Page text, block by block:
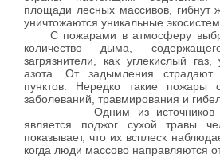
площади лесных массивов, гибнут
уничтожаются уникальные
С пожарами в атмосферу
количество дыма,
загрязнители, как углекислый
азота. От задымления страдают
пунктов. Нередко такие пожары
заболеваний, травмирования и
Одним из источников
является поджог сухой травы
показывает, что их всплеск
когда люди массово направляются